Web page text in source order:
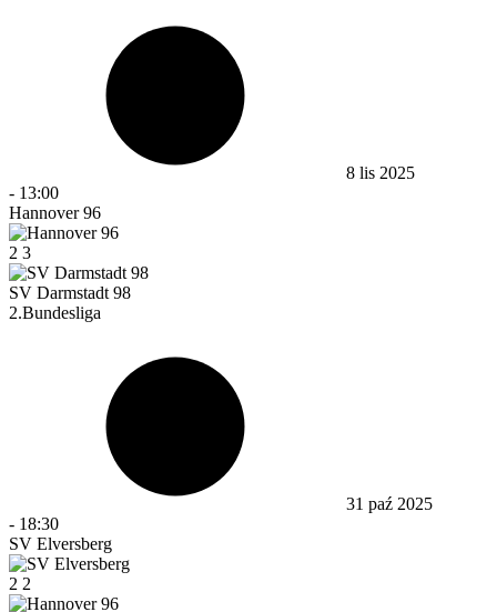
8 lis 2025
- 13:00
Hannover 96
2 3
SV Darmstadt 98
2.Bundesliga
31 paź 2025
- 18:30
SV Elversberg
2 2